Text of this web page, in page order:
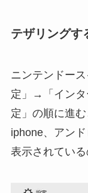
テザリングす
ニンテンドー
定」→「イン
定」の順に進
iphone、アン
表示されている